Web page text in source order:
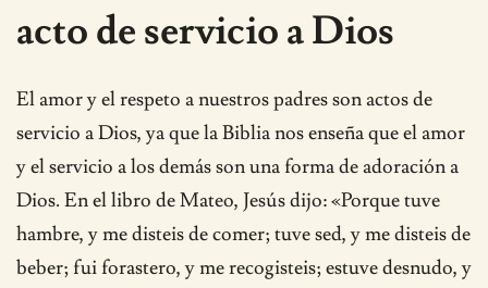
acto de servicio a Dios
El amor y el respeto a nuestros padres son actos de
servicio a Dios, ya que la Biblia nos enseña que el amor
y el servicio a los demás son una forma de adoración a
Dios. En el libro de Mateo, Jesús dijo: «Porque tuve
hambre, y me disteis de comer; tuve sed, y me disteis de
beber; fui forastero, y me recogisteis; estuve desnudo, y